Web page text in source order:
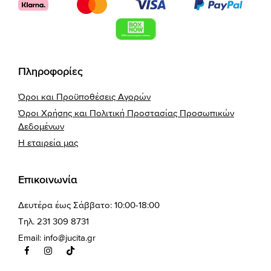
Πληροφορίες
Όροι και Προϋποθέσεις Αγορών
Όροι Χρήσης και Πολιτική Προστασίας Προσωπικών
Δεδομένων
Η εταιρεία μας
Επικοινωνία
Δευτέρα έως Σάββατο: 10:00-18:00
Τηλ. 231 309 8731
Email: info@jucita.gr